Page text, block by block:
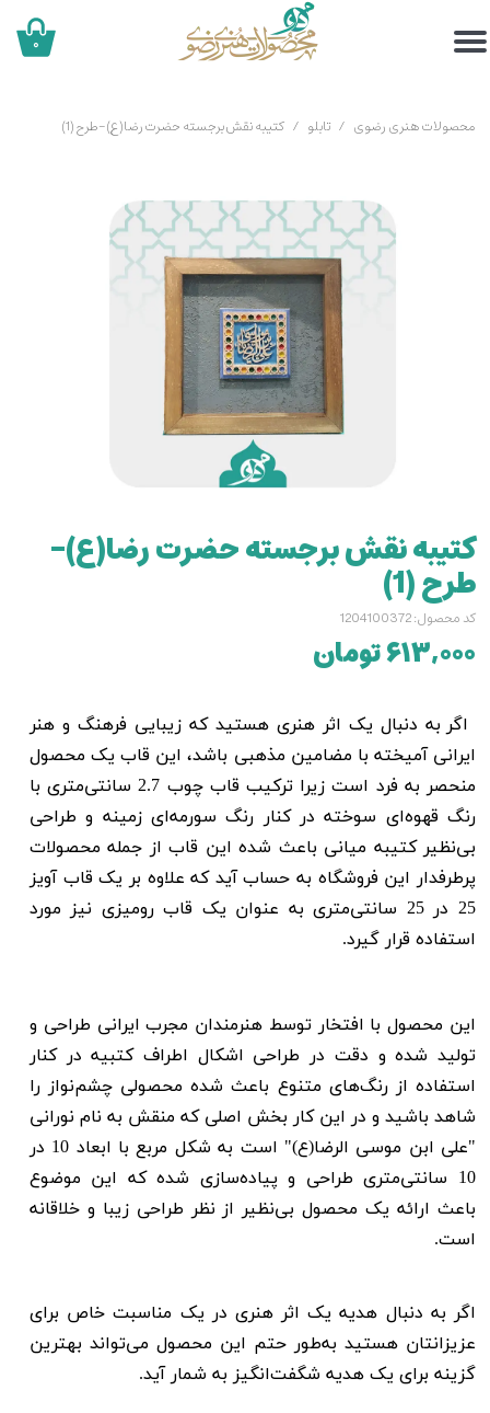
۰
محصولات هنری رضوی تابلو کتیبه نقش برجسته حضرت رضا(ع)-طرح (1)
کتیبه نقش برجسته حضرت رضا(ع)-
طرح (1)
کد محصول: 1204100372
۶۱۳,۰۰۰ تومان
اگر به دنبال یک اثر هنری هستید که زیبایی فرهنگ و هنر
ایرانی آمیخته با مضامین مذهبی باشد، این قاب یک محصول
منحصر به فرد است زیرا ترکیب قاب چوب 2.7 سانتی‌متری با
رنگ قهوه‌ای سوخته در کنار رنگ سورمه‌ای زمینه و طراحی
بی‌نظیر کتیبه میانی باعث شده این قاب از جمله محصولات
پرطرفدار این فروشگاه به حساب آید که علاوه بر یک قاب آویز
25 در 25 سانتی‌متری به عنوان یک قاب رومیزی نیز مورد
استفاده قرار گیرد.
این محصول با افتخار توسط هنرمندان مجرب ایرانی طراحی و
تولید شده و دقت در طراحی اشکال اطراف کتبیه در کنار
استفاده از رنگ‌های متنوع باعث شده محصولی چشم‌نواز را
شاهد باشید و در این کار بخش اصلی که منقش به نام نورانی
"علی ابن موسی الرضا(ع)" است به شکل مربع با ابعاد 10 در
10 سانتی‌متری طراحی و پیاده‌سازی شده که این موضوع
باعث ارائه یک محصول بی‌نظیر از نظر طراحی زیبا و خلاقانه
است.
اگر به دنبال هدیه یک اثر هنری در یک مناسبت خاص برای
عزیزانتان هستید به‌طور حتم این محصول می‌تواند بهترین
گزینه برای یک هدیه شگفت‌انگیز به شمار آید.